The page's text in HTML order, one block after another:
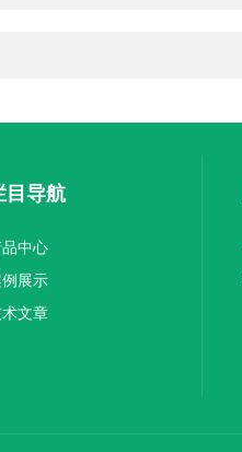
目导航
品中心
展示
文章